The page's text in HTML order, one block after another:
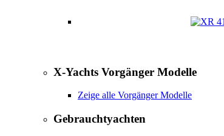
X-Yachts Vorgänger Modelle
Zeige alle Vorgänger Modelle
Gebrauchtyachten